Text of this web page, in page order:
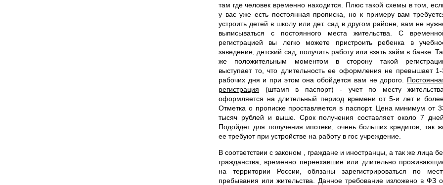
там где человек временно находится. Плюс такой схемы в том,
у вас уже есть постоянная прописка, но к примеру вам
устроить детей в школу или дет. сад в другом районе, вам не
выписываться с постоянного места жительства. С
регистрацией вы легко можете пристроить ребенка в
заведение, детский сад, получить работу или взять займ в банке.
же положительным моментом в сторону такой
выступает то, что длительность ее оформления не превышает 1-
рабочих дня и при этом она обойдется вам не дорого.
регистрация (штамп в паспорт) - учет по месту жительства,
оформляется на длительный период времени от 5-и лет и
Отметка о прописке проставляется в паспорт. Цена минимум от
тысяч рублей и выше. Срок получения составляет около 7 дней.
Подойдет для получения ипотеки, очень больших кредитов, так
ее требуют при устройстве на работу в гос учреждение.
В соответствии с законом , граждане и иностранцы, а так же лица
гражданства, временно переехавшие или длительно
на территории России, обязаны зарегистрироваться по
пребывания или жительства. Данное требование изложено в ФЗ